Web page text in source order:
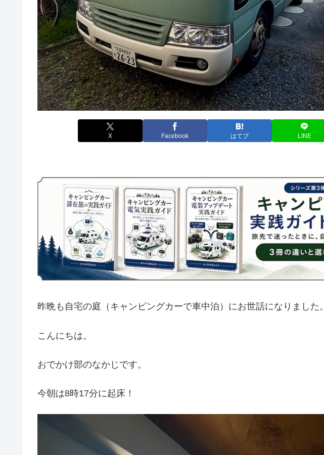
X Facebook はてブ LINE
昨晩も自宅の庭（キャンピングカーで車中泊）にお世話になりました。
こんにちは。
おでかけ部のなかじです。
今朝は8時17分に起床！